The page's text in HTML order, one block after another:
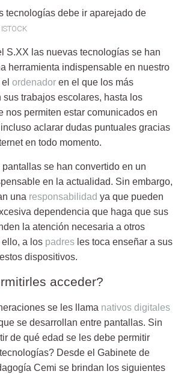
tecnologías debe ir aparejado de
S.XX las nuevas tecnologías se han
herramienta indispensable en nuestro
ordenador en el que los más
sus trabajos escolares, hasta los
nos permiten estar comunicados en
aclarar dudas puntuales gracias
en todo momento.
pantallas se han convertido en un
en la actualidad. Sin embargo,
una responsabilidad ya que pueden
dependencia que haga que sus
la atención necesaria a otros
ello, a los padres les toca enseñar a sus
dispositivos.
acceder?
se les llama nativos digitales
se desarrollan entre pantallas. Sin
de qué edad se les debe permitir
Desde el Gabinete de
Cemi se brindan los siguientes